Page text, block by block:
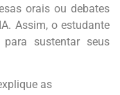
orais ou debates
Assim, o estudante
sustentar seus
as